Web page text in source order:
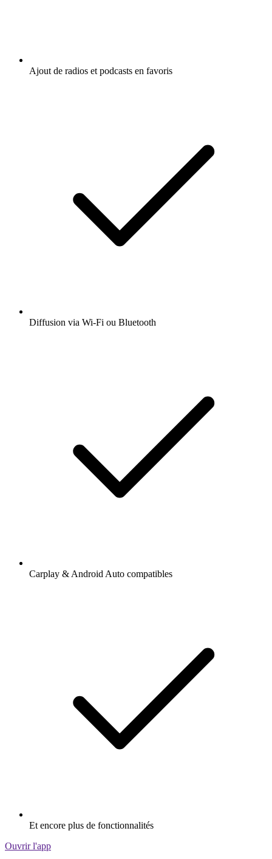
Ajout de radios et podcasts en favoris
Diffusion via Wi-Fi ou Bluetooth
Carplay & Android Auto compatibles
Et encore plus de fonctionnalités
Ouvrir l'app